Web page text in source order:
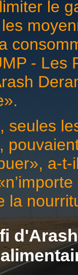
le
les
- Les
seules
a-
la